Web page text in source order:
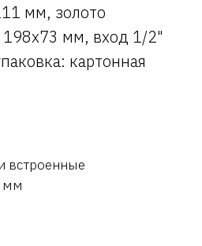
мм, золото
198х73 мм, вход 1/2"
картонная
встроенные
мм